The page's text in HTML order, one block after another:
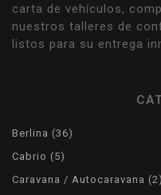
carta de vehículos,
nuestros talleres de
listos para su entrega
Berlina 3636
Cabrio 55
Caravana / Autocaravana 2 2